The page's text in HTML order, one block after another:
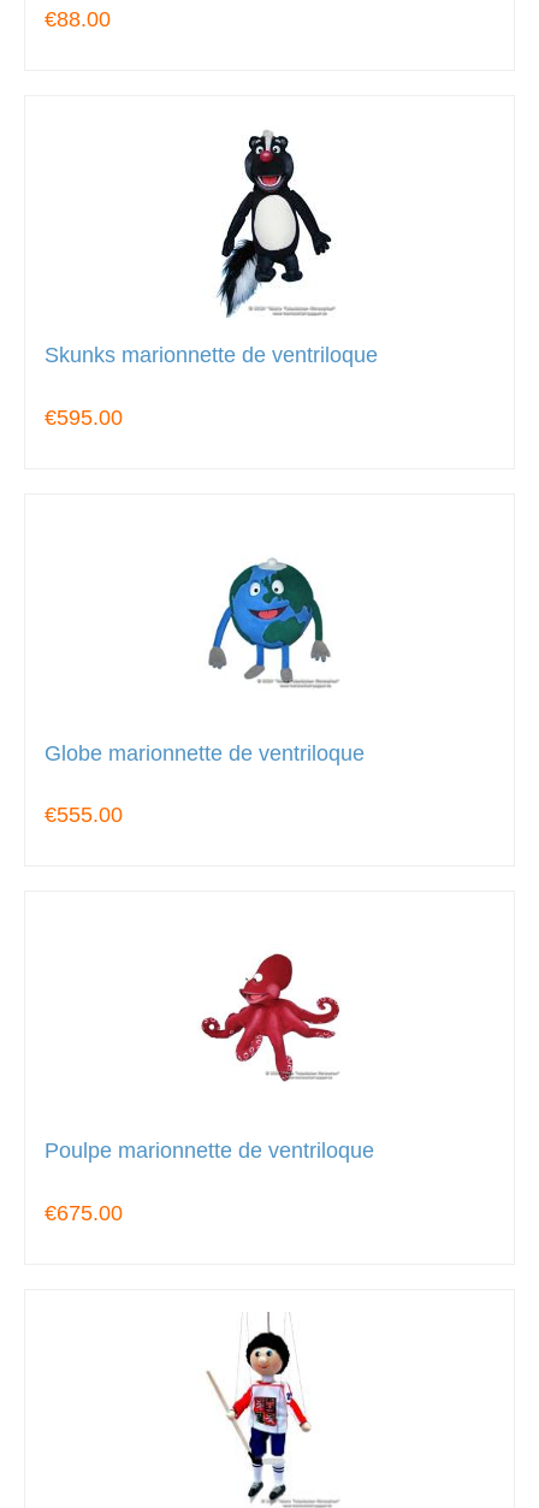
€88.00
Skunks marionnette de ventriloque
€595.00
Globe marionnette de ventriloque
€555.00
Poulpe marionnette de ventriloque
€675.00